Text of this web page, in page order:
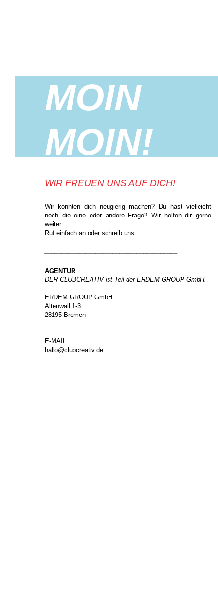
MOIN
MOIN!
WIR FREUEN UNS AUF DICH!
Wir konnten dich neugierig machen? Du hast vielleicht
noch die eine oder andere Frage? Wir helfen dir gerne
weiter.
Ruf einfach an oder schreib uns.
AGENTUR
DER CLUBCREATIV ist Teil der ERDEM GROUP GmbH.
ERDEM GROUP GmbH
Altenwall 1-3
28195 Bremen
E-MAIL
hallo@clubcreativ.de